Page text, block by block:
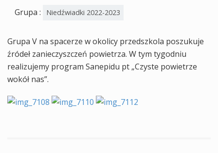
Grupa : Niedźwiadki 2022-2023
Grupa V na spacerze w okolicy przedszkola poszukuje
źródeł zanieczyszczeń powietrza. W tym tygodniu
realizujemy program Sanepidu pt „Czyste powietrze
wokół nas”.